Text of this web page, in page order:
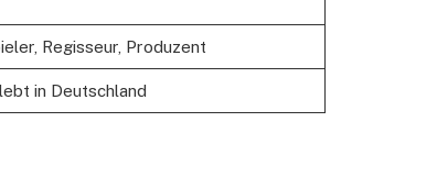
Regisseur, Produzent
in Deutschland